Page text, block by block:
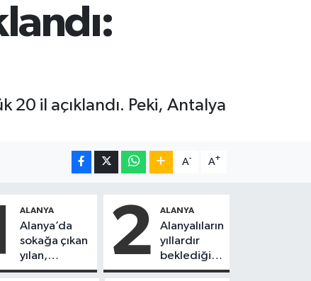
20 il açıklandı. Peki, Antalya
A- A+
ALANYA
Alanya’da
sokağa çıkan
yılan,
vatandaşı
2 ALANYA
Alanyalıların
yıllardır
beklediği
yol askıdan